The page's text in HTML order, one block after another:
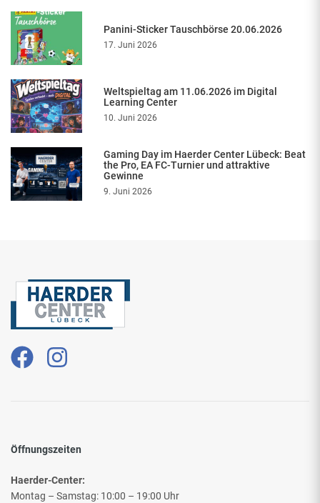
Panini-Sticker Tauschbörse 20.06.2026
17. Juni 2026
Weltspieltag am 11.06.2026 im Digital
Learning Center
10. Juni 2026
Gaming Day im Haerder Center Lübeck: Beat
the Pro, EA FC-Turnier und attraktive
Gewinne
9. Juni 2026
Öffnungszeiten
Haerder-Center:
Montag – Samstag: 10:00 – 19:00 Uhr